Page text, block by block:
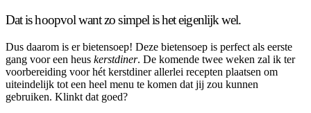
Dat is hoopvol want zo simpel is het eigenlijk wel.
Dus daarom is er bietensoep! Deze bietensoep is perfect als eerste
gang voor een heus kerstdiner. De komende twee weken zal ik ter
voorbereiding voor hét kerstdiner allerlei recepten plaatsen om
uiteindelijk tot een heel menu te komen dat jij zou kunnen
gebruiken. Klinkt dat goed?